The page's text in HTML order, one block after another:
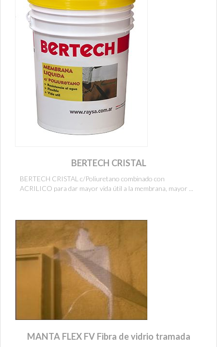
BERTECH CRISTAL
BERTECH CRISTAL c/Poliuretano combinado con
ACRILICO para dar mayor vida útil a la membrana, mayor ...
MANTA FLEX FV Fibra de vidrio tramada